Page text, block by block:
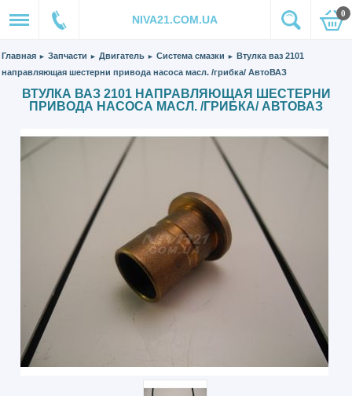
NIVA21.COM.UA 0
Главная ► Запчасти ► Двигатель ► Система смазки ► Втулка ваз 2101
направляющая шестерни привода насоса масл. /грибка/ АвтоВАЗ
ВТУЛКА ВАЗ 2101 НАПРАВЛЯЮЩАЯ ШЕСТЕРНИ
ПРИВОДА НАСОСА МАСЛ. /ГРИБКА/ АВТОВАЗ